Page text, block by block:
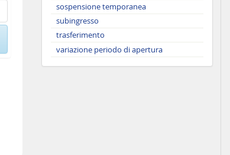
sospensione temporanea
subingresso
trasferimento
variazione periodo di apertura